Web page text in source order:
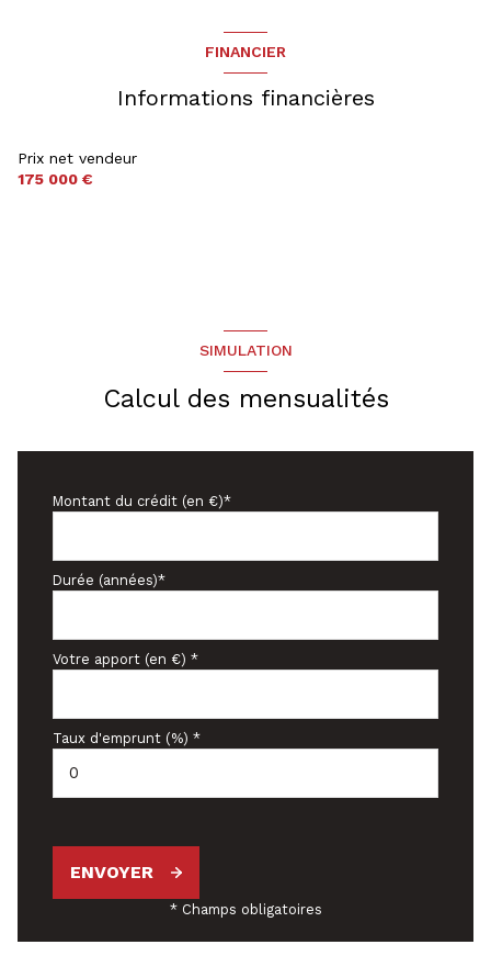
FINANCIER
Informations financières
Prix net vendeur
175 000 €
SIMULATION
Calcul des mensualités
Montant du crédit (en €)*
Durée (années)*
Votre apport (en €) *
Taux d'emprunt (%) *
ENVOYER
* Champs obligatoires